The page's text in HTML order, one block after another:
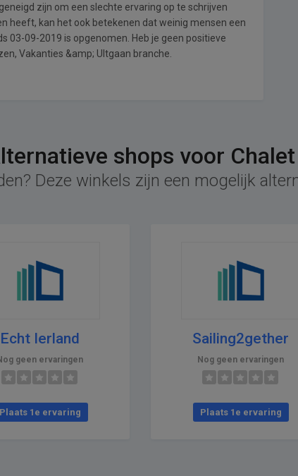
zijn om een slechte ervaring op te schrijven
heeft, kan het ook betekenen dat weinig mensen een
03-09-2019 is opgenomen. Heb je geen positieve
Vakanties &amp; UItgaan branche.
shops voor Chalet
Deze winkels zijn een mogelijk
Echt Ierland
geen ervaringen
Plaats 1e ervaring
Sailing2gether
Nog geen ervaringen
Plaats 1e ervaring